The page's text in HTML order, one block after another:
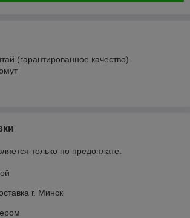
(гарантированное качество)
только по предоплате.
г. Минск